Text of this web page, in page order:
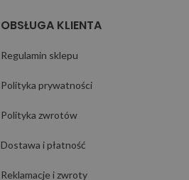
OBSŁUGA KLIENTA
Regulamin sklepu
Polityka prywatności
Polityka zwrotów
Dostawa i płatność
Reklamacje i zwroty